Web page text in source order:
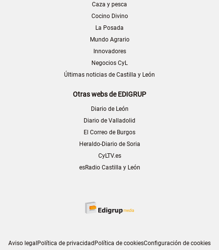
Caza y pesca
Cocino Divino
La Posada
Mundo Agrario
Innovadores
Negocios CyL
Últimas noticias de Castilla y León
Otras webs de EDIGRUP
Diario de León
Diario de Valladolid
El Correo de Burgos
Heraldo-Diario de Soria
CyLTV.es
esRadio Castilla y León
Aviso legalPolítica de privacidadPolítica de cookiesConfiguración de cookies